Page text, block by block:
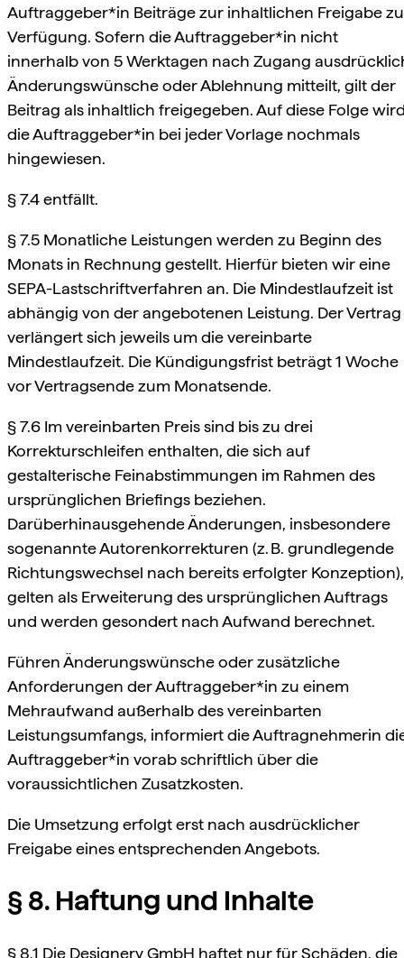
Auftraggeber*in Beiträge zur inhaltlichen Freigabe
Verfügung. Sofern die Auftraggeber*in nicht
innerhalb von 5 Werktagen nach Zugang
Änderungswünsche oder Ablehnung mitteilt, gilt der
Beitrag als inhaltlich freigegeben. Auf diese Folge
die Auftraggeber*in bei jeder Vorlage nochmals
hingewiesen.
§ 7.4 entfällt.
§ 7.5 Monatliche Leistungen werden zu Beginn des
Monats in Rechnung gestellt. Hierfür bieten wir eine
SEPA-Lastschriftverfahren an. Die Mindestlaufzeit ist
abhängig von der angebotenen Leistung. Der Vertrag
verlängert sich jeweils um die vereinbarte
Mindestlaufzeit. Die Kündigungsfrist beträgt 1 Woche
vor Vertragsende zum Monatsende.
§ 7.6 Im vereinbarten Preis sind bis zu drei
Korrekturschleifen enthalten, die sich auf
gestalterische Feinabstimmungen im Rahmen des
ursprünglichen Briefings beziehen.
Darüberhinausgehende Änderungen, insbesondere
sogenannte Autorenkorrekturen (z. B. grundlegende
Richtungswechsel nach bereits erfolgter Konzeption),
gelten als Erweiterung des ursprünglichen Auftrags
und werden gesondert nach Aufwand berechnet.
Führen Änderungswünsche oder zusätzliche
Anforderungen der Auftraggeber*in zu einem
Mehraufwand außerhalb des vereinbarten
Leistungsumfangs, informiert die Auftragnehmerin
Auftraggeber*in vorab schriftlich über die
voraussichtlichen Zusatzkosten.
Die Umsetzung erfolgt erst nach ausdrücklicher
Freigabe eines entsprechenden Angebots.
§ 8. Haftung und Inhalte
§ 8.1 Die Designery GmbH haftet nur für Schäden, die